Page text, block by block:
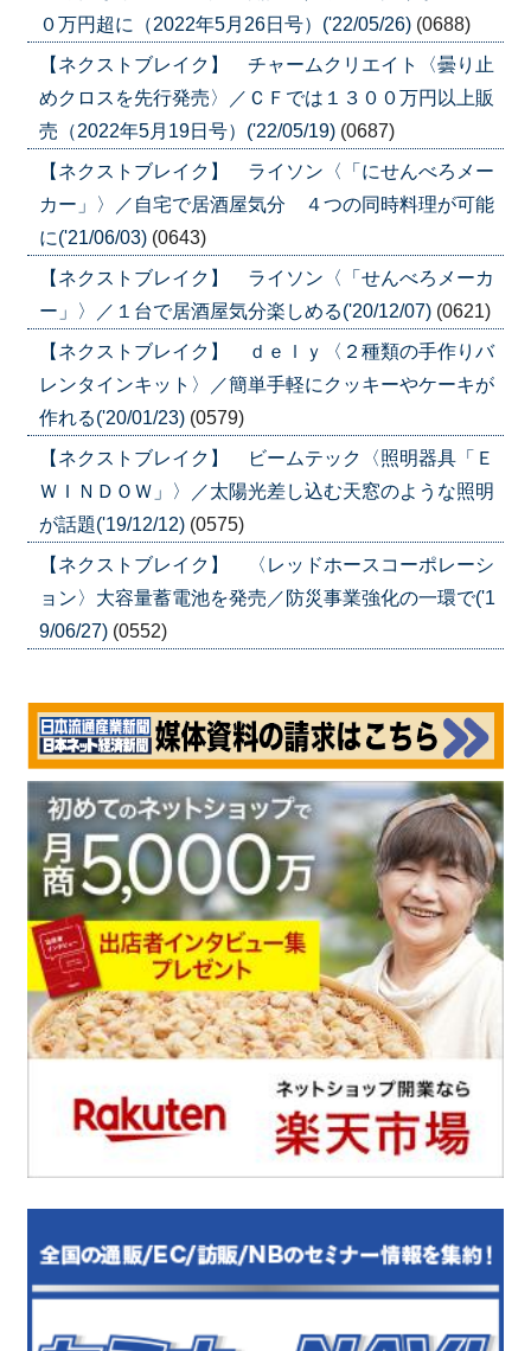
０万円超に（2022年5月26日号）('22/05/26) (0688)
【ネクストブレイク】 チャームクリエイト〈曇り止
めクロスを先行発売〉／ＣＦでは１３００万円以上販
売（2022年5月19日号）('22/05/19) (0687)
【ネクストブレイク】 ライソン〈「にせんべろメー
カー」〉／自宅で居酒屋気分 ４つの同時料理が可能
に('21/06/03) (0643)
【ネクストブレイク】 ライソン〈「せんべろメーカ
ー」〉／１台で居酒屋気分楽しめる('20/12/07) (0621)
【ネクストブレイク】 ｄｅｌｙ〈２種類の手作りバ
レンタインキット〉／簡単手軽にクッキーやケーキが
作れる('20/01/23) (0579)
【ネクストブレイク】 ビームテック〈照明器具「Ｅ
ＷＩＮＤＯＷ」〉／太陽光差し込む天窓のような照明
が話題('19/12/12) (0575)
【ネクストブレイク】 〈レッドホースコーポレーシ
ョン〉大容量蓄電池を発売／防災事業強化の一環で('1
9/06/27) (0552)